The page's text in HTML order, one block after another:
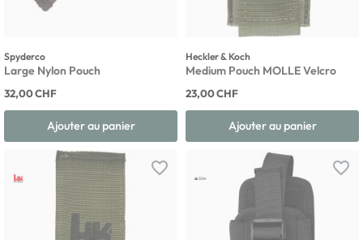
Spyderco
Large Nylon Pouch
32,00 CHF
Ajouter au panier
Heckler & Koch
Medium Pouch MOLLE Velcro
23,00 CHF
Ajouter au panier
favorite_border favorite_border